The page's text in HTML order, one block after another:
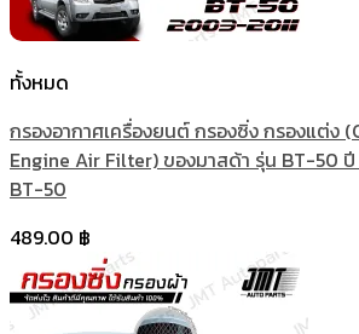
ทั้งหมด
กรองอากาศเครื่องยนต์ กรองซิ่ง กรองแต่ง
Engine Air Filter) ของมาสด้า รุ่น BT-50
BT-50
489.00 ฿